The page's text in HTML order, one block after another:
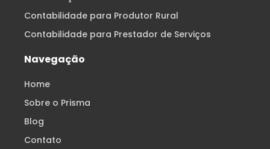
Contabilidade para Produtor Rural
Contabilidade para Prestador de Serviços
Navegação
Home
Sobre o Prisma
Blog
Contato